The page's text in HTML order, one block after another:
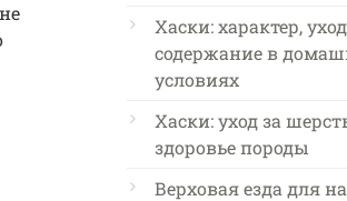
Хаски: характер,
содержание в
условиях
Хаски: уход за
здоровье породы
Верховая езда для